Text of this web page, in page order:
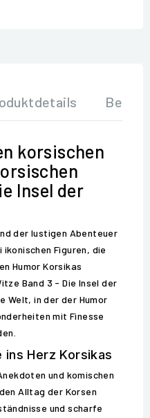
korsischen
Insel der
der lustigen Abenteuer
ikonischen Figuren, die
Humor Korsikas
Band 3 - Die Insel der
Welt, in der der Humor
mit Finesse
ins Herz Korsikas
und komischen
Alltag der Korsen
und scharfe